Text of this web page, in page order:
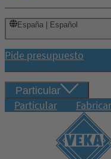
España | Español
Pide presupuesto
Particular
Particular